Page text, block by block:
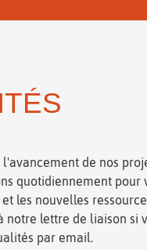
de nos
quotidiennement pour
les nouvelles
notre lettre de liaison si
par email.